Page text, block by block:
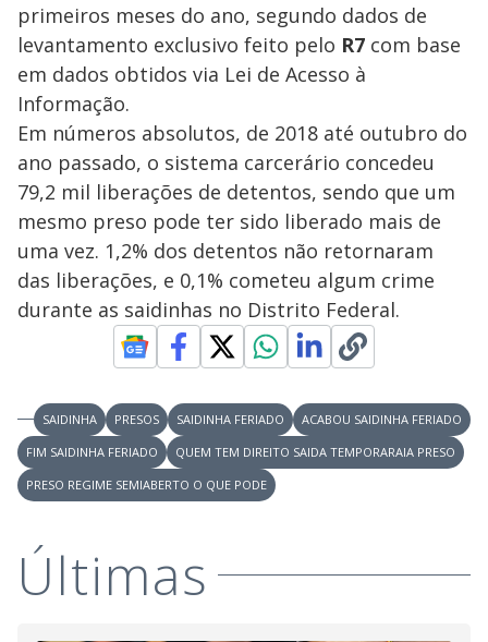
primeiros meses do ano, segundo dados de
levantamento exclusivo feito pelo R7 com base
em dados obtidos via Lei de Acesso à
Informação.
Em números absolutos, de 2018 até outubro do
ano passado, o sistema carcerário concedeu
79,2 mil liberações de detentos, sendo que um
mesmo preso pode ter sido liberado mais de
uma vez. 1,2% dos detentos não retornaram
das liberações, e 0,1% cometeu algum crime
durante as saidinhas no Distrito Federal.
SAIDINHA PRESOS SAIDINHA FERIADO
ACABOU SAIDINHA FERIADO
FIM SAIDINHA FERIADO
QUEM TEM DIREITO SAIDA TEMPORARAIA PRESO
PRESO REGIME SEMIABERTO O QUE PODE
Últimas